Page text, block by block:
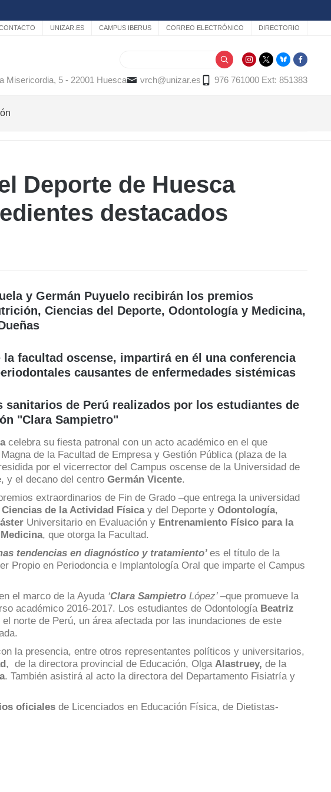
UNIZAR.ES CAMPUS IBERUS CORREO ELECTRÓNICO DIRECTORIO
Misericordia, 5 - 22001 Huesca vrch@unizar.es 976 761000 Ext: 851383
Deporte de Huesca
destacados
y Germán Puyuelo recibirán los premios
Ciencias del Deporte, Odontología y Medicina,
facultad oscense, impartirá en él una conferencia
causantes de enfermedades sistémicas
de Perú realizados por los estudiantes de
"Clara Sampietro"
celebra su fiesta patronal con un acto académico en el que
de la Facultad de Empresa y Gestión Pública (plaza de la
por el vicerrector del Campus oscense de la Universidad de
, y el decano del centro Germán Vicente.
extraordinarios de Fin de Grado –que entrega la universidad
Ciencias de la Actividad Físicay del Deporte y Odontología,
Universitario en Evaluación y Entrenamiento Físico para la
Medicina, que otorga la Facultad.
tendencias en diagnóstico y tratamiento’ es el título de la
Propio en Periodoncia e Implantología Oral que imparte el Campus
el marco de la Ayuda ‘Clara Sampietro López’ –que promueve la
académico 2016-2017. Los estudiantes de Odontología Beatriz
norte de Perú, un área afectada por las inundaciones de este
la presencia, entre otros representantes políticos y universitarios,
, de la directora provincial de Educación, Olga Alastruey, de la
. También asistirá al acto la directora del Departamento Fisiatría y
oficiales de Licenciados en Educación Física, de Dietistas-